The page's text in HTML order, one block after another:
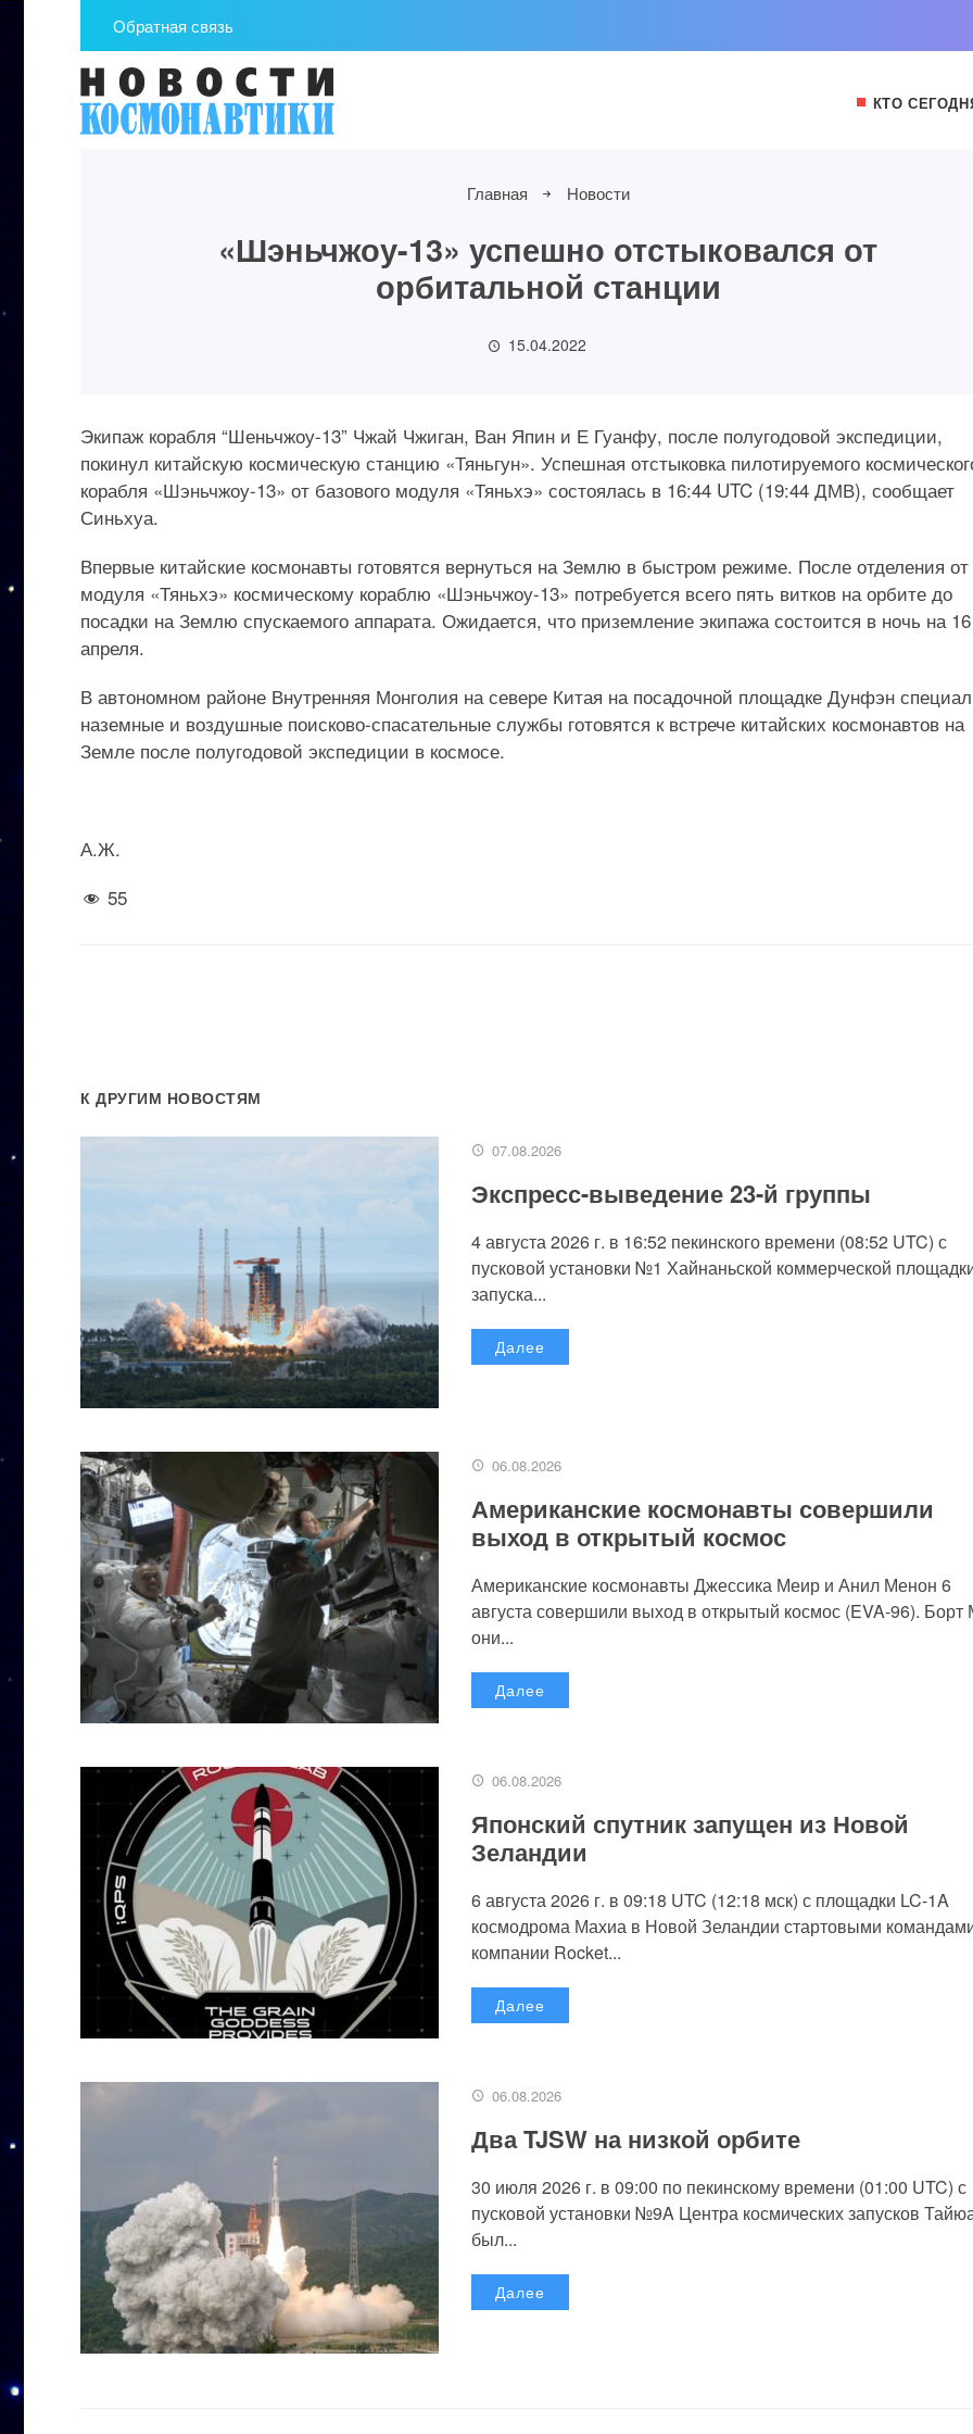
Обратная связь
КТО
Главная Новости
«Шэньчжоу-13» успешно отстыковался от
орбитальной станции
15.04.2022
Экипаж корабля “Шеньчжоу-13” Чжай Чжиган, Ван Япин и Е Гуанфу, после полугодовой экспедиции,
покинул китайскую космическую станцию «Тяньгун». Успешная отстыковка пилотируемого
корабля «Шэньчжоу-13» от базового модуля «Тяньхэ» состоялась в 16:44 UTC (19:44 ДМВ), сообщает
Синьхуа.
Впервые китайские космонавты готовятся вернуться на Землю в быстром режиме. После отделения от
модуля «Тяньхэ» космическому кораблю «Шэньчжоу-13» потребуется всего пять витков на орбите до
посадки на Землю спускаемого аппарата. Ожидается, что приземление экипажа состоится в ночь на 16
апреля.
В автономном районе Внутренняя Монголия на севере Китая на посадочной площадке Дунфэн
наземные и воздушные поисково-спасательные службы готовятся к встрече китайских космонавтов на
Земле после полугодовой экспедиции в космосе.
А.Ж.
55
К ДРУГИМ НОВОСТЯМ
07.08.2026
Экспресс-выведение 23-й группы
4 августа 2026 г. в 16:52 пекинского времени (08:52 UTC) с
пусковой установки №1 Хайнаньской коммерческой
запуска...
Далее
06.08.2026
Американские космонавты совершили
выход в открытый космос
Американские космонавты Джессика Меир и Анил Менон 6
августа совершили выход в открытый космос (EVA-96).
они...
Далее
06.08.2026
Японский спутник запущен из Новой
Зеландии
6 августа 2026 г. в 09:18 UTC (12:18 мск) с площадки LC-1A
космодрома Махиа в Новой Зеландии стартовыми
компании Rocket...
Далее
06.08.2026
Два TJSW на низкой орбите
30 июля 2026 г. в 09:00 по пекинскому времени (01:00 UTC) с
пусковой установки №9A Центра космических запусков
был...
Далее